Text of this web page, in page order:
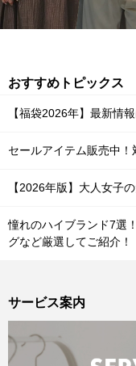
おすすめトピックス
【福袋2026年】最新情
セールアイテム販売中！
【2026年版】大人女子
憧れのハイブランド7選
グなど厳選してご紹介！
サービス案内